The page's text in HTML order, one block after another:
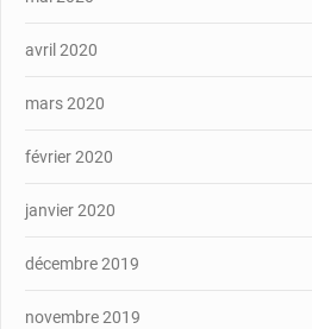
avril 2020
mars 2020
février 2020
janvier 2020
décembre 2019
novembre 2019